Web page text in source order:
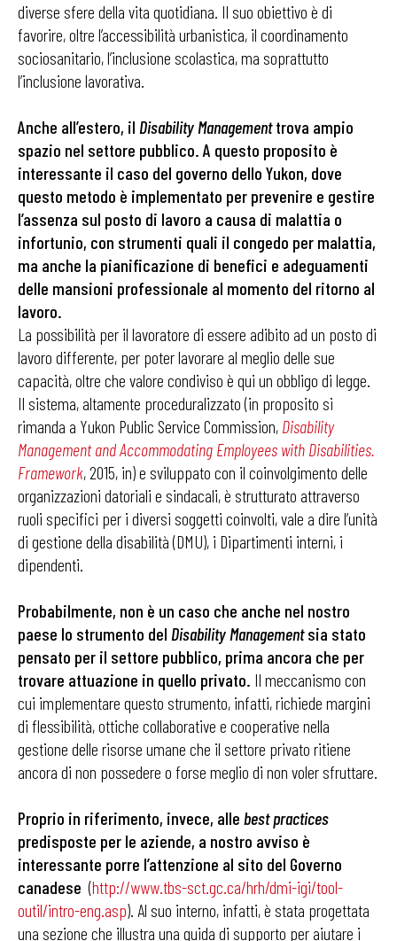
diverse sfere della vita quotidiana. Il suo obiettivo è di
favorire, oltre l’accessibilità urbanistica, il coordinamento
sociosanitario, l’inclusione scolastica, ma soprattutto
l’inclusione lavorativa.
Anche all’estero, il Disability Managementtrova ampio
spazio nel settore pubblico. A questo proposito è
interessante il caso del governo dello Yukon, dove
questo metodo è implementato per prevenire e gestire
l’assenza sul posto di lavoro a causa di malattia o
infortunio, con strumenti quali il congedo per malattia,
ma anche la pianificazione di benefici e adeguamenti
delle mansioni professionale al momento del ritorno al
lavoro.
La possibilità per il lavoratore di essere adibito ad un posto di
lavoro differente, per poter lavorare al meglio delle sue
capacità, oltre che valore condiviso è qui un obbligo di legge.
Il sistema, altamente proceduralizzato (in proposito si
rimanda a Yukon Public Service Commission, Disability
Management and Accommodating Employees with Disabilities.
Framework, 2015, in) e sviluppato con il coinvolgimento delle
organizzazioni datoriali e sindacali, è strutturato attraverso
ruoli specifici per i diversi soggetti coinvolti, vale a dire l’unità
di gestione della disabilità (DMU), i Dipartimenti interni, i
dipendenti.
Probabilmente, non è un caso che anche nel nostro
paese lo strumento del Disability Managementsia stato
pensato per il settore pubblico, prima ancora che per
trovare attuazione in quello privato. Il meccanismo con
cui implementare questo strumento, infatti, richiede margini
di flessibilità, ottiche collaborative e cooperative nella
gestione delle risorse umane che il settore privato ritiene
ancora di non possedere o forse meglio di non voler sfruttare.
Proprio in riferimento, invece, alle best practices
predisposte per le aziende, a nostro avviso è
interessante porre l’attenzione al sito del Governo
canadese (http://www.tbs-sct.gc.ca/hrh/dmi-igi/tool-
outil/intro-eng.asp). Al suo interno, infatti, è stata progettata
una sezione che illustra una guida di supporto per aiutare i